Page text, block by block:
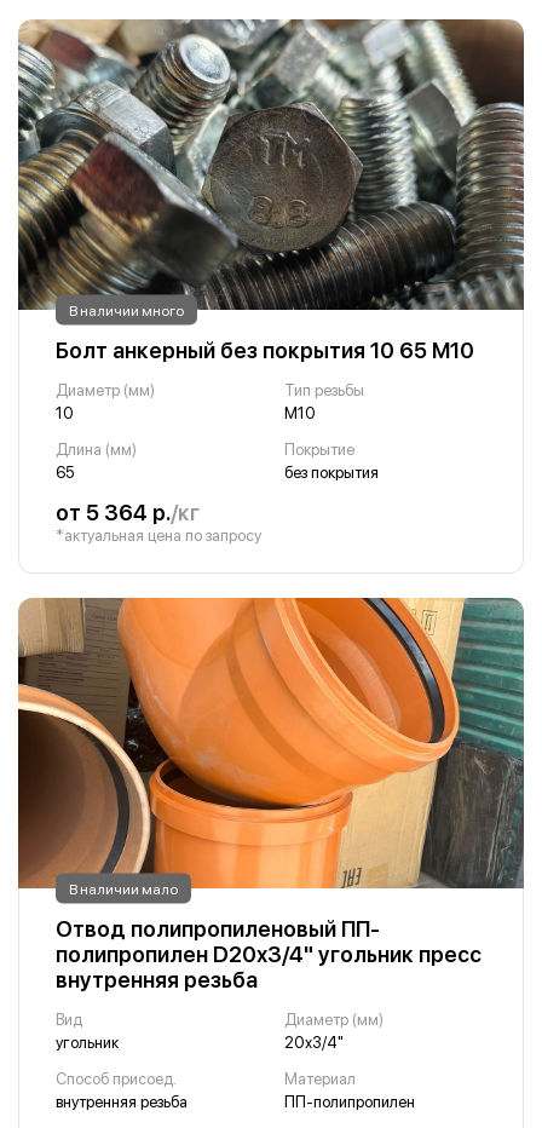
В наличии много
Болт анкерный без покрытия 10 65 М10
Диаметр (мм)
10
Тип резьбы
М10
Длина (мм)
65
Покрытие
без покрытия
от 5 364 р./кг
*актуальная цена по запросу
В наличии мало
Отвод полипропиленовый ПП-
полипропилен D20х3/4" угольник пресс
внутренняя резьба
Вид
угольник
Диаметр (мм)
20х3/4"
Способ присоед.
внутренняя резьба
Материал
ПП-полипропилен